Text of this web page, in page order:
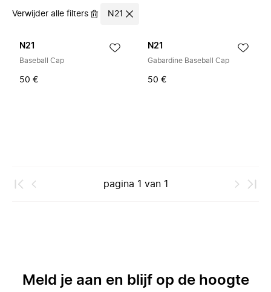
Verwijder alle filters N21
N21
Baseball Cap
50 €
N21
Gabardine Baseball Cap
50 €
pagina 1 van 1
Meld je aan en blijf op de hoogte